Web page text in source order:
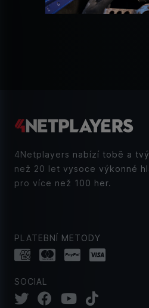
4Netplayers nabízí tobě a
než 20 let vysoce výkonné
pro více než 100 her.
PLATEBNÍ METODY
SOCIAL